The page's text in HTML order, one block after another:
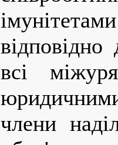
відповідно
всі
члени